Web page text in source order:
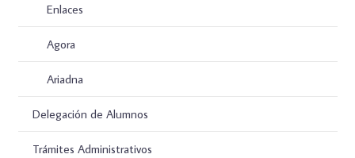
Enlaces
Agora
Ariadna
Delegación de Alumnos
Trámites Administrativos